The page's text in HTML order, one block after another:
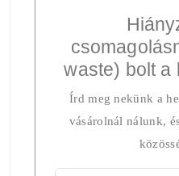
waste) bolt a
Írd meg nekünk a
vásárolnál nálunk,